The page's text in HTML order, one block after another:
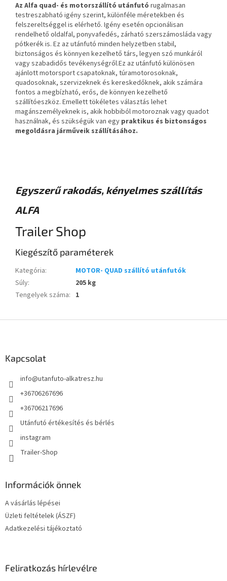
Az Alfa quad- és motorszállító utánfutó rugalmasan
testreszabható igény szerint, különféle méretekben és
felszereltséggel is elérhető. Igény esetén opcionálisan
rendelhető oldalfal, ponyvafedés, zárható szerszámosláda vagy
pótkerék is. Ez az utánfutó minden helyzetben stabil,
biztonságos és könnyen kezelhető társ, legyen szó munkáról
vagy szabadidős tevékenységről.Ez az utánfutó különösen
ajánlott motorsport csapatoknak, túramotorosoknak,
quadosoknak, szervizeknek és kereskedőknek, akik számára
fontos a megbízható, erős, de könnyen kezelhető
szállítóeszköz. Emellett tökéletes választás lehet
magánszemélyeknek is, akik hobbiból motoroznak vagy quadot
használnak, és szükségük van egy praktikus és biztonságos
megoldásra járműveik szállításához.
Egyszerű rakodás, kényelmes szállítás
ALFA
Trailer Shop
Kiegészítő paraméterek
Kategória:
MOTOR- QUAD szállító utánfutók
Súly:
205 kg
Tengelyek száma: 1
Kapcsolat
info@utanfuto-alkatresz.hu
+36706267696
+36706217696
Utánfutó értékesítés és bérlés
instagram
Trailer-Shop
Információk önnek
A vásárlás lépései
Üzleti feltételek (ÁSZF)
Adatkezelési tájékoztató
Feliratkozás hírlevélre